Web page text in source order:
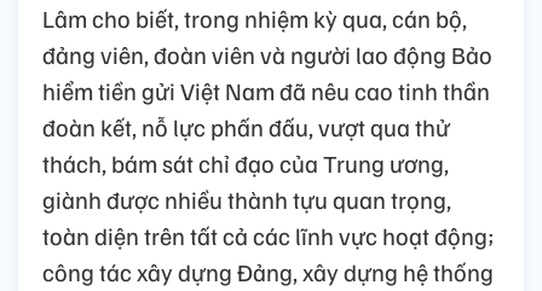
Lâm cho biết, trong nhiệm kỳ qua, cán bộ,
đảng viên, đoàn viên và người lao động Bảo
hiểm tiền gửi Việt Nam đã nêu cao tinh thần
đoàn kết, nỗ lực phấn đấu, vượt qua thử
thách, bám sát chỉ đạo của Trung ương,
giành được nhiều thành tựu quan trọng,
toàn diện trên tất cả các lĩnh vực hoạt động;
công tác xây dựng Đảng, xây dựng hệ thống